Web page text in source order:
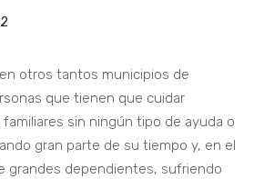
otros tantos municipios de
que tienen que cuidar
sin ningún tipo de ayuda o
gran parte de su tiempo y, en el
grandes dependientes, sufriendo